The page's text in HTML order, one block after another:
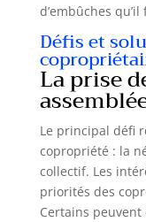
d’embûches
Défis et
La prise
Le principal défi
copropriété : la
collectif. Les
priorités des
Certains